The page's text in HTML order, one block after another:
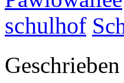
schulhof